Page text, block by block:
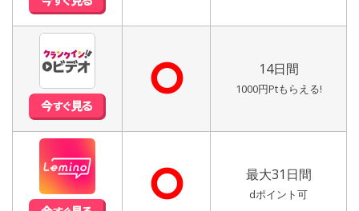
⭘ 14日間
1000円Ptもらえる!
⭘ 最大31日間
dポイント可